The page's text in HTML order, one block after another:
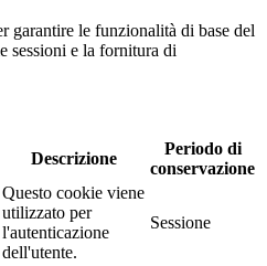
garantire le funzionalità di base del
sessioni e la fornitura di
Descrizione
Periodo di
conservazione
Questo cookie viene
utilizzato per
l'autenticazione
dell'utente.
Sessione